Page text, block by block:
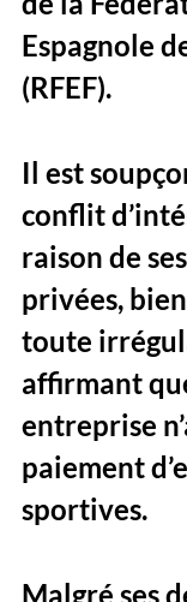
Espagnole
(RFEF).
Il est
conflit
raison de
privées,
toute
affirmant
entreprise
paiement
sportives.
Malgré ses